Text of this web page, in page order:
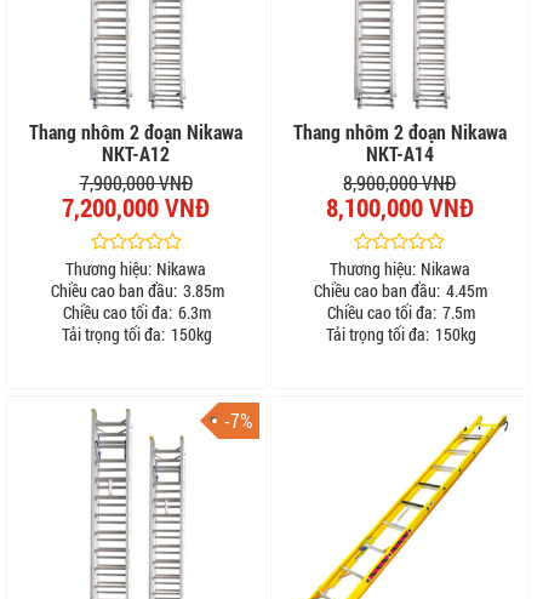
Thang nhôm 2 đoạn Nikawa
NKT-A12
7,900,000 VNĐ
7,200,000 VNĐ
Thương hiệu: Nikawa
Chiều cao ban đầu: 3.85m
Chiều cao tối đa: 6.3m
Tải trọng tối đa: 150kg
Thang nhôm 2 đoạn Nikawa
NKT-A14
8,900,000 VNĐ
8,100,000 VNĐ
Thương hiệu: Nikawa
Chiều cao ban đầu: 4.45m
Chiều cao tối đa: 7.5m
Tải trọng tối đa: 150kg
-7%